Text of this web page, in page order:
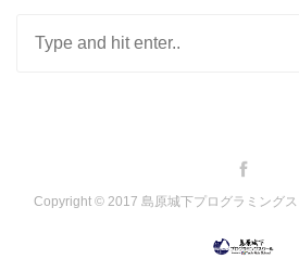
Copyright © 2017 島原城下プログラミング